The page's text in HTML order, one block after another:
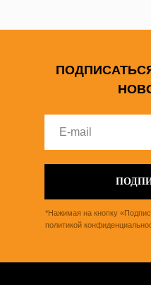
*Нажимая на кнопку
политикой